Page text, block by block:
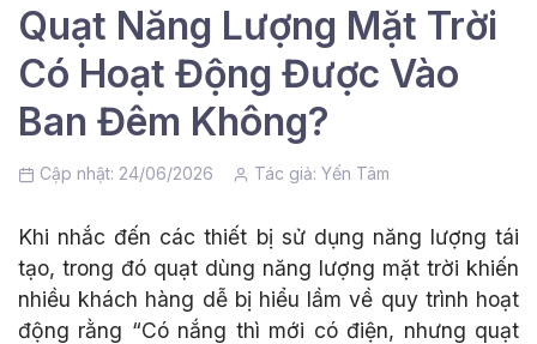
Quạt Năng Lượng Mặt Trời
Có Hoạt Động Được Vào
Ban Đêm Không?
Cập nhật: 24/06/2026 Tác giả: Yến Tâm
Khi nhắc đến các thiết bị sử dụng năng lượng tái
tạo, trong đó quạt dùng năng lượng mặt trời khiến
nhiều khách hàng dễ bị hiểu lầm về quy trình hoạt
động rằng “Có nắng thì mới có điện, nhưng quạt